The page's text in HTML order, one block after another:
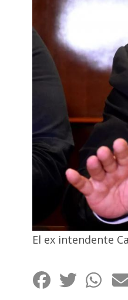
Espectáculos
Policiales
Clasificados
Fúnebres
El ex intendente